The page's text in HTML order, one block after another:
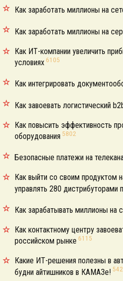
Как заработать миллионы на
Как заработать миллионы на
Как ИТ-компании увеличить
условиях 6105
Как интегрировать
Как завоевать логистический
Как повысить эффективность
оборудования 5802
Безопасные платежи на
Как выйти со своим продуктом
управлять 280 дистрибуторами
Как зарабатывать миллионы на
Как контактному центру
российском рынке 6115
Какие ИТ-решения полезны в
будни айтишников в КАМАЗе!